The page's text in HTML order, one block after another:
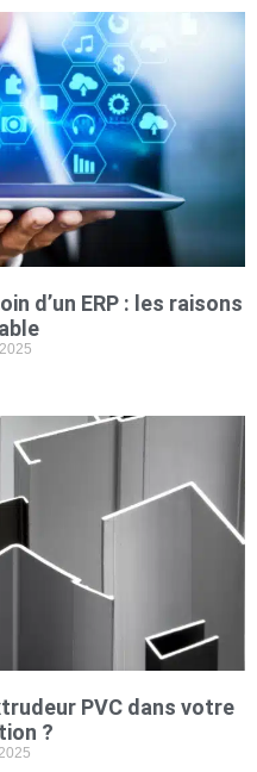
d’un ERP : les raisons
PVC dans votre
?